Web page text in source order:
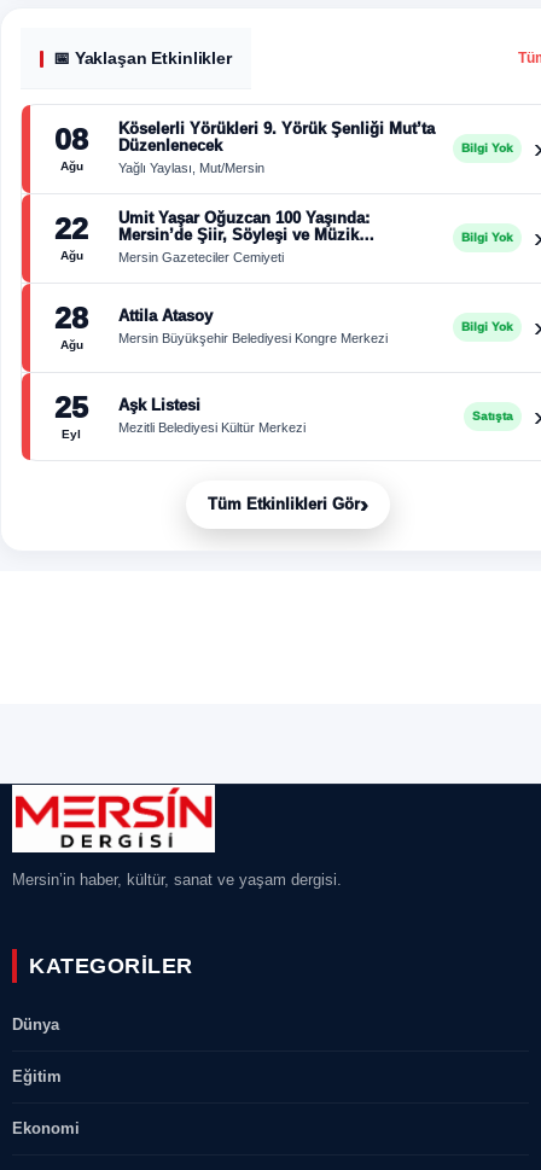
📅 Yaklaşan Etkinlikler
08
Ağu
Köselerli Yörükleri 9. Yörük Şenliği Mut’ta
Düzenlenecek
Yağlı Yaylası, Mut/Mersin
Bilgi Yok
22
Ağu
Ümit Yaşar Oğuzcan 100 Yaşında:
Mersin’de Şiir, Söyleşi ve Müzik
Buluşması
Mersin Gazeteciler Cemiyeti
Bilgi Yok
28
Ağu
Attila Atasoy
Mersin Büyükşehir Belediyesi Kongre Merkezi
Bilgi Yok
25
Eyl
Aşk Listesi
Mezitli Belediyesi Kültür Merkezi
Satışta
Tüm Etkinlikleri Gör›
Mersin’in haber, kültür, sanat ve yaşam dergisi.
KATEGORILER
Dünya
Eğitim
Ekonomi